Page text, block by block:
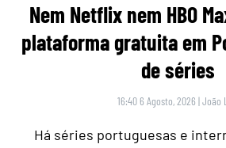
Nem Netflix nem HBO
plataforma gratuita em
de séries
16:40 6 Agosto, 2026 |João
Há séries portuguesas e